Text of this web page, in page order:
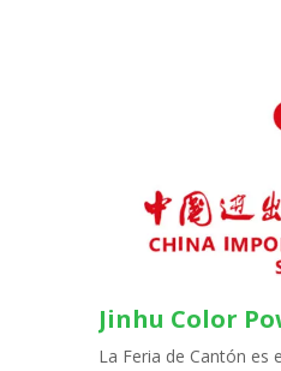
La Feria de Cantón es